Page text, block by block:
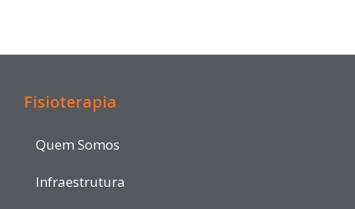
Fisioterapia
Quem Somos
Infraestrutura